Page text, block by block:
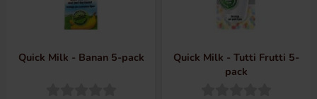
Quick Milk - Banan 5-pack
Quick Milk - Tutti Frutti 5-
pack